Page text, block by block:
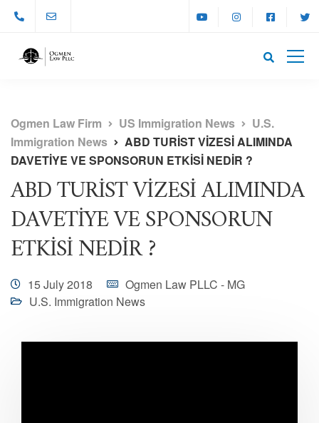
Ogmen Law Firm US Immigration News
U.S.
Immigration News
ABD TURİST VİZESİ ALIMINDA
DAVETİYE VE SPONSORUN ETKİSİ NEDİR ?
ABD TURİST VİZESİ ALIMINDA
DAVETİYE VE SPONSORUN
ETKİSİ NEDİR ?
15 July 2018
Ogmen Law PLLC - MG
U.S. Immigration News